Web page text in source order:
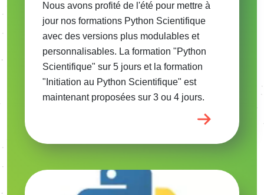
Nous avons profité de l'été pour mettre à
jour nos formations Python Scientifique
avec des versions plus modulables et
personnalisables. La formation "Python
Scientifique" sur 5 jours et la formation
"Initiation au Python Scientifique" est
maintenant proposées sur 3 ou 4 jours.
Voir l'article
Image